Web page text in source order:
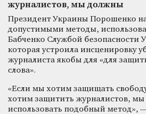
журналистов, мы должны
Президент Украины Порошенко
допустимыми методы,
Бабченко Службой безопасности
которая устроила инсценировку
журналиста якобы для «для
слова».
«Если мы хотим защищать
хотим защитить журналистов,
использовать подобный метод»,